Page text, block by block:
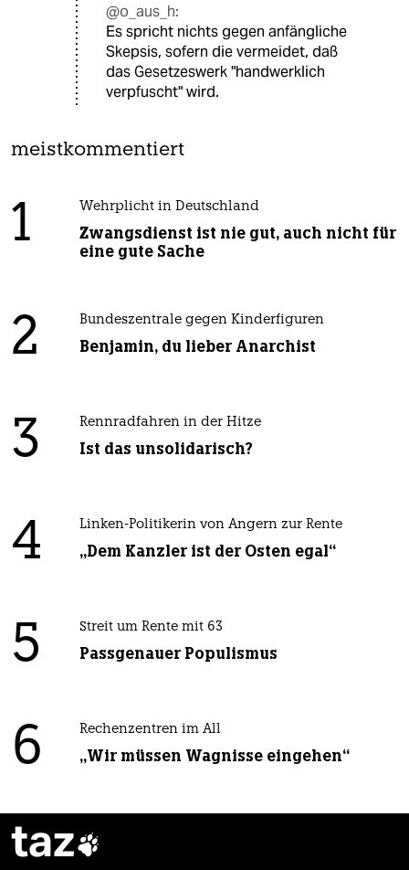
@o_aus_h:
Es spricht nichts gegen anfängliche
Skepsis, sofern die vermeidet, daß
das Gesetzeswerk "handwerklich
verpfuscht" wird.
meistkommentiert
1 Wehrplicht in Deutschland
Zwangsdienst ist nie gut, auch nicht für
eine gute Sache
2 Bundeszentrale gegen Kinderfiguren
Benjamin, du lieber Anarchist
3 Rennradfahren in der Hitze
Ist das unsolidarisch?
4 Linken-Politikerin von Angern zur Rente
„Dem Kanzler ist der Osten egal“
5 Streit um Rente mit 63
Passgenauer Populismus
6 Rechenzentren im All
„Wir müssen Wagnisse eingehen“
taz